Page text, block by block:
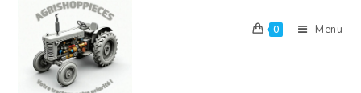
content
0 Menu